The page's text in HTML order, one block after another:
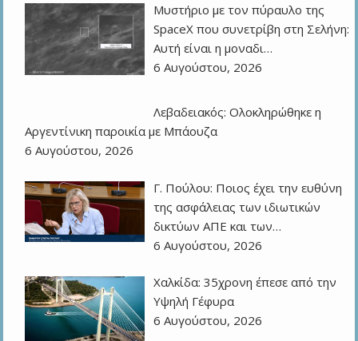
Μυστήριο με τον πύραυλο της
SpaceX που συνετρίβη στη Σελήνη:
Αυτή είναι η μοναδι…
6 Αυγούστου, 2026
Λεβαδειακός: Ολοκληρώθηκε η
Αργεντίνικη παροικία με Μπάουζα
6 Αυγούστου, 2026
Γ. Πούλου: Ποιος έχει την ευθύνη
της ασφάλειας των ιδιωτικών
δικτύων ΑΠΕ και των…
6 Αυγούστου, 2026
Χαλκίδα: 35χρονη έπεσε από την
Υψηλή Γέφυρα
6 Αυγούστου, 2026